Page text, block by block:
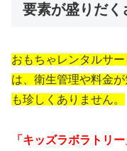
要素が盛りだく
おもちゃレンタルサ
は、衛生管理や料金
も珍しくありません。
「キッズラボラトリ